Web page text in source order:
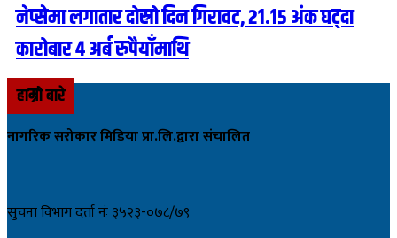
नेप्सेमा लगातार दोस्रो दिन गिरावट, २१.१५ अंक घट्दा
कारोबार ४ अर्ब रुपैयाँमाथि
हाम्रो बारे
नागरिक सरोकार मिडिया प्रा.लि.द्वारा संचालित
सुचना विभाग दर्ता नंः ३५२३-०७८/७९